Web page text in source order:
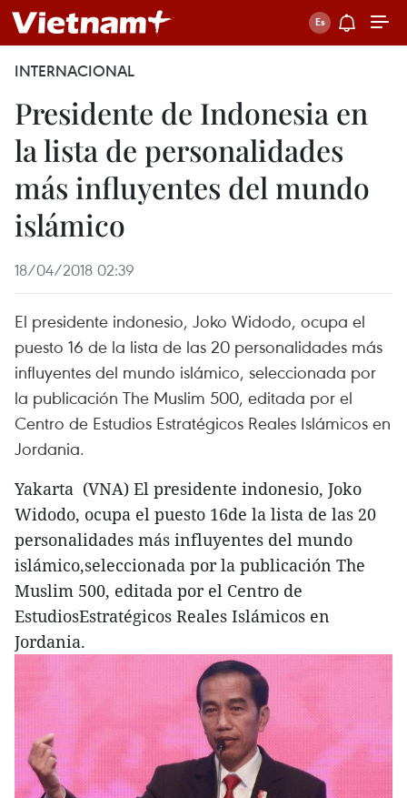
INTERNACIONAL
Presidente de Indonesia en
la lista de personalidades
más influyentes del mundo
islámico
18/04/2018 02:39
El presidente indonesio, Joko Widodo, ocupa el
puesto 16 de la lista de las 20 personalidades más
influyentes del mundo islámico, seleccionada por
la publicación The Muslim 500, editada por el
Centro de Estudios Estratégicos Reales Islámicos en
Jordania.
Yakarta (VNA) El presidente indonesio, Joko
Widodo, ocupa el puesto 16de la lista de las 20
personalidades más influyentes del mundo
islámico,seleccionada por la publicación The
Muslim 500, editada por el Centro de
EstudiosEstratégicos Reales Islámicos en
Jordania.